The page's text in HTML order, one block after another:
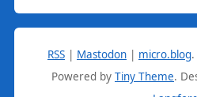
RSS | Mastodon | micro.blog.
Powered by Tiny Theme.